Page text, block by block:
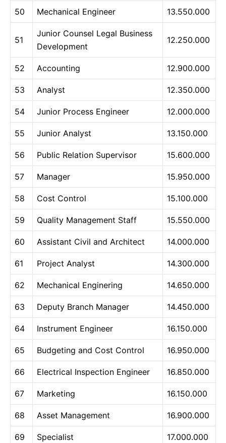
50 Mechanical Engineer 13.550.000
51
Junior Counsel Legal Business
Development
12.250.000
52 Accounting 12.900.000
53 Analyst 12.350.000
54 Junior Process Engineer 12.000.000
55 Junior Analyst 13.150.000
56 Public Relation Supervisor 15.600.000
57 Manager 15.950.000
58 Cost Control 15.100.000
59 Quality Management Staff 15.550.000
60 Assistant Civil and Architect 14.000.000
61 Project Analyst 14.300.000
62 Mechanical Enginering 14.650.000
63 Deputy Branch Manager 14.450.000
64 Instrument Engineer 16.150.000
65 Budgeting and Cost Control 16.950.000
66 Electrical Inspection Engineer 16.850.000
67 Marketing 16.150.000
68 Asset Management 16.900.000
69 Specialist 17.000.000